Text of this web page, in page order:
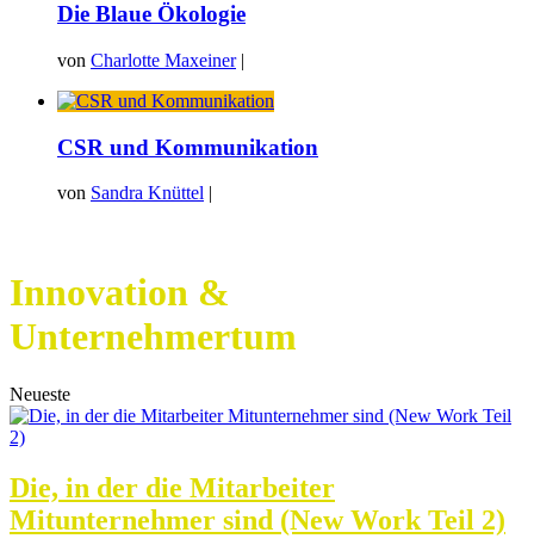
Die Blaue Ökologie
von Charlotte Maxeiner|
CSR und Kommunikation
von Sandra Knüttel |
Innovation &
Unternehmertum
Neueste
Die, in der die Mitarbeiter
Mitunternehmer sind (New Work Teil 2)